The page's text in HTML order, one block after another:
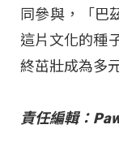
同參與，「巴
這片文化的種
終茁壯成為多
責任編輯：